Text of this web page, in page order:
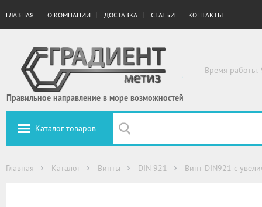
ГЛАВНАЯ О КОМПАНИИ ДОСТАВКА СТАТЬИ КОНТАКТЫ
Правильное направление в море возможностей
Время работы:
Каталог товаров
Главная Каталог Винты DIN 921 Винт DIN921 с